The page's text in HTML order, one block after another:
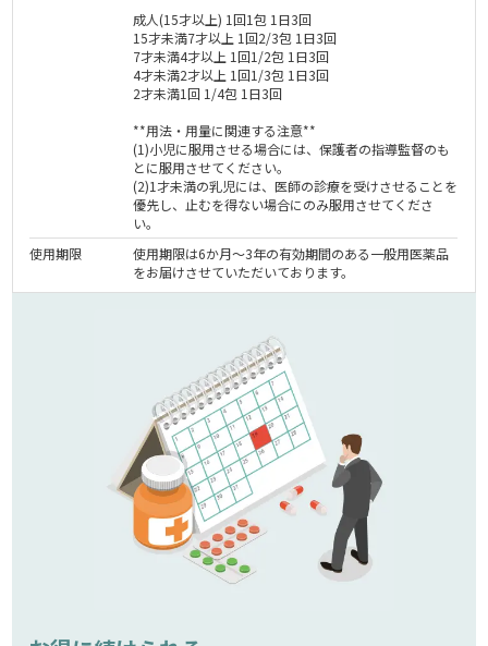
成人(15才以上) 1回1包 1日3回
15才未満7才以上 1回2/3包 1日3回
7才未満4才以上 1回1/2包 1日3回
4才未満2才以上 1回1/3包 1日3回
2才未満1回 1/4包 1日3回
**用法・用量に関連する注意**
(1)小児に服用させる場合には、保護者の指導監督のも
とに服用させてください。
(2)1才未満の乳児には、医師の診療を受けさせることを
優先し、止むを得ない場合にのみ服用させてくださ
い。
使用期限
使用期限は6か月～3年の有効期間のある一般用医薬品
をお届けさせていただいております。